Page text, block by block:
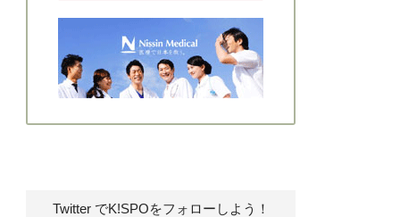
Twitter でK!SPOをフォローしよう！